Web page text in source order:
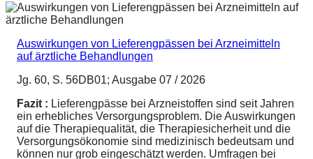
Auswirkungen von Lieferengpässen bei Arzneimitteln
auf ärztliche Behandlungen
Jg. 60, S. 56DB01; Ausgabe 07 / 2026
Fazit : Lieferengpässe bei Arzneistoffen sind seit Jahren
ein erhebliches Versorgungsproblem. Die Auswirkungen
auf die Therapiequalität, die Therapiesicherheit und die
Versorgungsökonomie sind medizinisch bedeutsam und
können nur grob eingeschätzt werden. Umfragen bei